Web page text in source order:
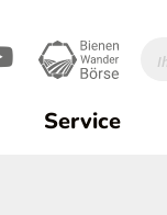
Service